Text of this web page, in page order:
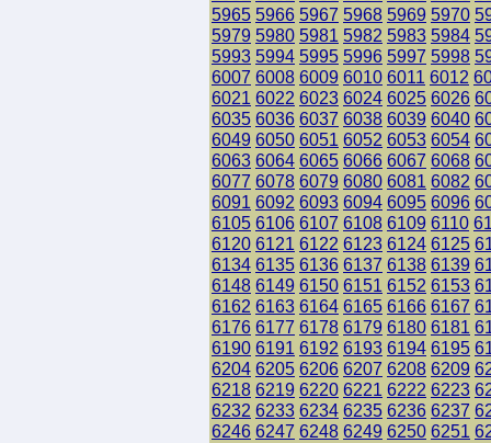
5965 5966 5967 5968 5969 5970
5979 5980 5981 5982 5983 5984
5993 5994 5995 5996 5997 5998
6007 6008 6009 6010 6011 6012
6021 6022 6023 6024 6025 6026
6035 6036 6037 6038 6039 6040
6049 6050 6051 6052 6053 6054
6063 6064 6065 6066 6067 6068
6077 6078 6079 6080 6081 6082
6091 6092 6093 6094 6095 6096
6105 6106 6107 6108 6109 6110
6120 6121 6122 6123 6124 6125
6134 6135 6136 6137 6138 6139
6148 6149 6150 6151 6152 6153
6162 6163 6164 6165 6166 6167
6176 6177 6178 6179 6180 6181
6190 6191 6192 6193 6194 6195
6204 6205 6206 6207 6208 6209
6218 6219 6220 6221 6222 6223
6232 6233 6234 6235 6236 6237
6246 6247 6248 6249 6250 6251